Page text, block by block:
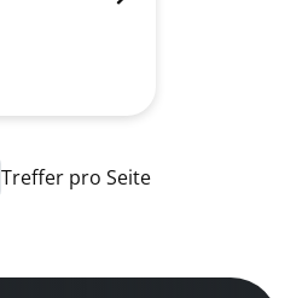
Treffer pro Seite